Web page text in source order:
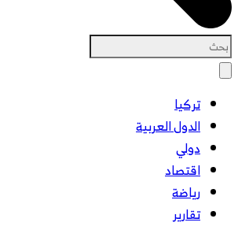
تركيا
الدول العربية
دولي
اقتصاد
رياضة
تقارير